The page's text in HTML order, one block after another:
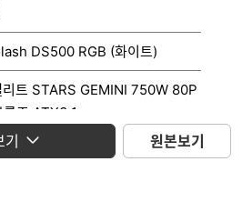
DS500 RGB (화이트)
리트 STARS GEMINI 750W 80P
즈 ATX3.1
원본보기